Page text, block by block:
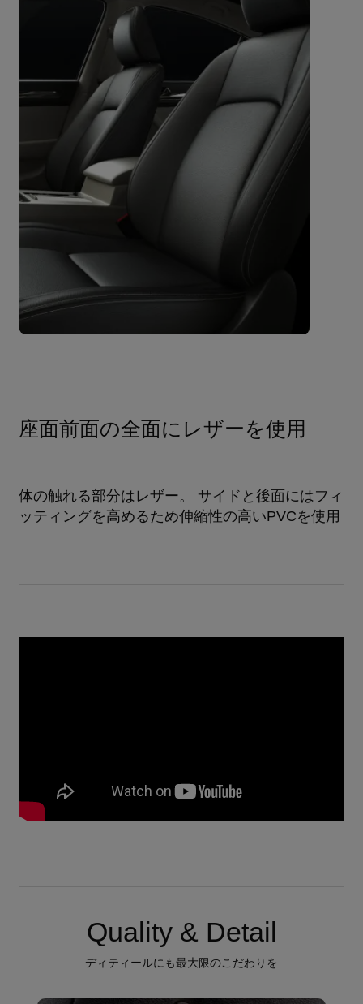
座面前面の全面にレザーを使用
体の触れる部分はレザー。 サイドと後面にはフィ
ッティングを高めるため伸縮性の高いPVCを使用
Quality & Detail
ディティールにも最大限のこだわりを